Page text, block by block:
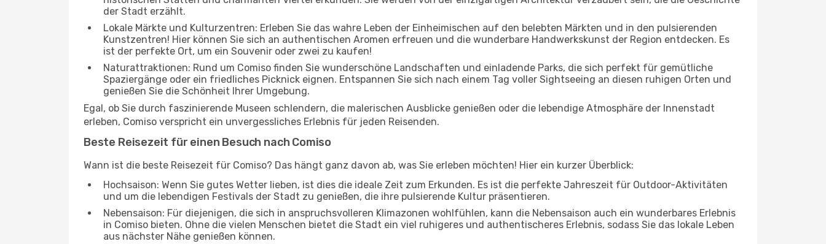
der Stadt erzählt.
Lokale Märkte und Kulturzentren: Erleben Sie das wahre Leben der Einheimischen auf den belebten Märkten und in den pulsierenden
Kunstzentren! Hier können Sie sich an authentischen Aromen erfreuen und die wunderbare Handwerkskunst der Region entdecken. Es
ist der perfekte Ort, um ein Souvenir oder zwei zu kaufen!
Naturattraktionen: Rund um Comiso finden Sie wunderschöne Landschaften und einladende Parks, die sich perfekt für gemütliche
Spaziergänge oder ein friedliches Picknick eignen. Entspannen Sie sich nach einem Tag voller Sightseeing an diesen ruhigen Orten und
genießen Sie die Schönheit Ihrer Umgebung.
Egal, ob Sie durch faszinierende Museen schlendern, die malerischen Ausblicke genießen oder die lebendige Atmosphäre der Innenstadt
erleben, Comiso verspricht ein unvergessliches Erlebnis für jeden Reisenden.
Beste Reisezeit für einen Besuch nach Comiso
Wann ist die beste Reisezeit für Comiso? Das hängt ganz davon ab, was Sie erleben möchten! Hier ein kurzer Überblick:
Hochsaison: Wenn Sie gutes Wetter lieben, ist dies die ideale Zeit zum Erkunden. Es ist die perfekte Jahreszeit für Outdoor-Aktivitäten
und um die lebendigen Festivals der Stadt zu genießen, die ihre pulsierende Kultur präsentieren.
Nebensaison: Für diejenigen, die sich in anspruchsvolleren Klimazonen wohlfühlen, kann die Nebensaison auch ein wunderbares Erlebnis
in Comiso bieten. Ohne die vielen Menschen bietet die Stadt ein viel ruhigeres und authentischeres Erlebnis, sodass Sie das lokale Leben
aus nächster Nähe genießen können.